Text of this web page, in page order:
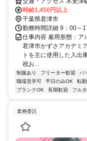
時給1,450円以上
千葉県君津市
勤務時間詳細 9：00～
仕事内容 雇用形態：ア
君津市かずさアカデミ
トを主に使用した入出
祝お...
制服あり フリーター歓迎 バ
職場見学可
平日のみOK 転勤
ブランクOK
長期歓迎 フル
業務委託